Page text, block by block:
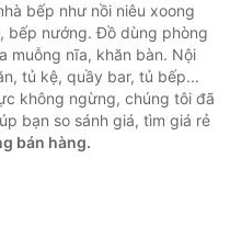
bếp như nồi niêu xoong
bếp nướng. Đồ dùng phòng
muỗng nĩa, khăn bàn. Nội
tủ kệ, quầy bar, tủ bếp...
không ngừng, chúng tôi đã
bạn so sánh giá, tìm giá rẻ
bán hàng.